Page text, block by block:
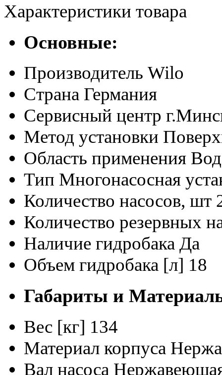
Характеристики товара
Основные:
Производитель Wilo
Страна Германия
Сервисный центр
Метод установки
Область применения
Тип Многонасосная
Количество насосов, шт
Количество резервных
Наличие гидробака Да
Объем гидробака [л] 18
Габариты и
Вес [кг] 134
Материал корпуса
Вал насоса